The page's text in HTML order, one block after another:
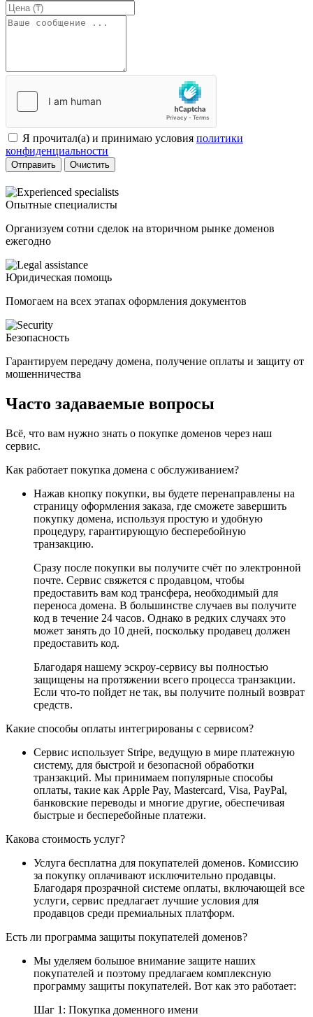
Я прочитал(а) и принимаю условия политики
конфиденциальности
Отправить Очистить
Опытные специалисты
Организуем сотни сделок на вторичном рынке доменов
ежегодно
Юридическая помощь
Помогаем на всех этапах оформления документов
Безопасность
Гарантируем передачу домена, получение оплаты и защиту от
мошенничества
Часто задаваемые вопросы
Всё, что вам нужно знать о покупке доменов через наш
сервис.
Как работает покупка домена с обслуживанием?
Нажав кнопку покупки, вы будете перенаправлены на
страницу оформления заказа, где сможете завершить
покупку домена, используя простую и удобную
процедуру, гарантирующую бесперебойную
транзакцию.
Сразу после покупки вы получите счёт по электронной
почте. Сервис свяжется с продавцом, чтобы
предоставить вам код трансфера, необходимый для
переноса домена. В большинстве случаев вы получите
код в течение 24 часов. Однако в редких случаях это
может занять до 10 дней, поскольку продавец должен
предоставить код.
Благодаря нашему эскроу-сервису вы полностью
защищены на протяжении всего процесса транзакции.
Если что-то пойдет не так, вы получите полный возврат
средств.
Какие способы оплаты интегрированы с сервисом?
Сервис использует Stripe, ведущую в мире платежную
систему, для быстрой и безопасной обработки
транзакций. Мы принимаем популярные способы
оплаты, такие как Apple Pay, Mastercard, Visa, PayPal,
банковские переводы и многие другие, обеспечивая
быстрые и бесперебойные платежи.
Какова стоимость услуг?
Услуга бесплатна для покупателей доменов. Комиссию
за покупку оплачивают исключительно продавцы.
Благодаря прозрачной системе оплаты, включающей все
услуги, сервис предлагает лучшие условия для
продавцов среди премиальных платформ.
Есть ли программа защиты покупателей доменов?
Мы уделяем большое внимание защите наших
покупателей и поэтому предлагаем комплексную
программу защиты покупателей. Вот как это работает:
Шаг 1: Покупка доменного имени